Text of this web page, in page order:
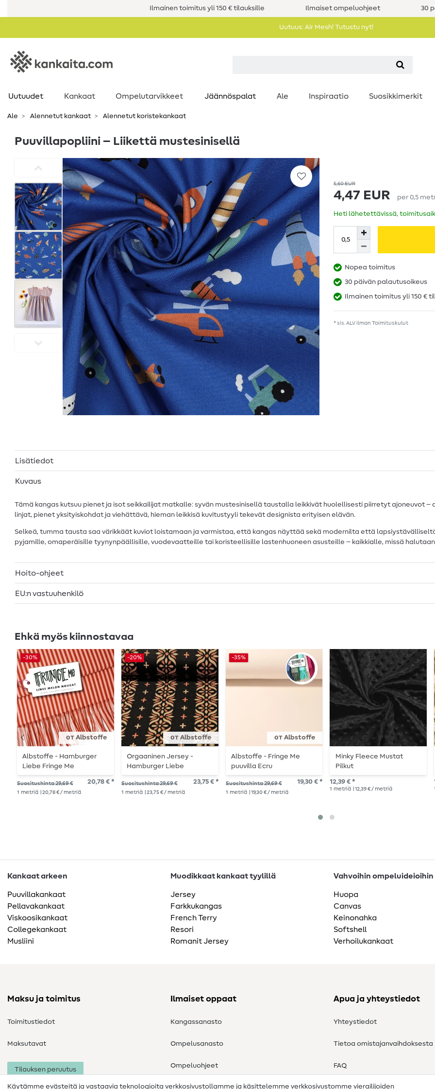
Ilmainen toimitus yli 150 € tilauksille Ilmaiset ompeluohjeet 30
Uutuus: Air Mesh! Tutustu nyt!
Uutuudet Kankaat Ompelutarvikkeet Jäännöspalat Ale Inspiraatio Suosikkimerkit
Ale Alennetut kankaat Alennetut koristekankaat
Puuvillapopliini – Liikettä mustesinisellä
5,60 EUR
4,47 EUR per 0,5
Heti lähetettävissä,
Nopea toimitus
30 päivän palautusoikeus
Ilmainen toimitus yli 150 €
* sis. ALV ilman Toimituskulut
Lisätiedot
Kuvaus
Tämä kangas kutsuu pienet ja isot seikkailijat matkalle: syvän mustesinisellä taustalla leikkivät huolellisesti piirretyt ajoneuvot –
linjat, pienet yksityiskohdat ja viehättävä, hieman leikkisä kuvitustyyli tekevät designista erityisen elävän.
Selkeä, tumma tausta saa värikkäät kuviot loistamaan ja varmistaa, että kangas näyttää sekä modernilta että
pyjamille, omaperäisille tyynynpäällisille, vuodevaatteille tai koristeellisille lastenhuoneen asusteille – kaikkialle, missä
Hoito-ohjeet
EU:n vastuuhenkilö
Ehkä myös kiinnostavaa
от Albstoffe
-30%
Albstoffe - Hamburger
Liebe Fringe Me
puuvillalinjat Melon
Nougat
Suositushinta 29,69 € 20,78 € *
1 metriä | 20,78 € / metriä
от Albstoffe
-20%
Orgaaninen Jersey -
Hamburger Liebe
Evermore Flourish
Jacquard Musta
Suositushinta 29,69 € 23,75 € *
1 metriä | 23,75 € / metriä
от Albstoffe
-35%
Albstoffe - Fringe Me
puuvilla Ecru
Suositushinta 29,69 € 19,30 € *
1 metriä | 19,30 € / metriä
Minky Fleece Mustat
Pilkut
12,39 € *
1 metriä | 12,39 € / metriä
Kankaat arkeen
Puuvillakankaat
Pellavakankaat
Viskoosikankaat
Collegekankaat
Musliini
Muodikkaat kankaat tyylillä
Jersey
Farkkukangas
French Terry
Resori
Romanit Jersey
Vahvoihin ompeluideioihin
Huopa
Canvas
Keinonahka
Softshell
Verhoilukankaat
Maksu ja toimitus
Toimitustiedot
Maksutavat
Tilauksen peruutus
Ilmaiset oppaat
Kangassanasto
Ompelusanasto
Ompeluohjeet
Apua ja yhteystiedot
Yhteystiedot
Tietoa omistajanvaihdoksesta
FAQ
Käytämme evästeitä ja vastaavia teknologioita verkkosivustollamme ja käsittelemme verkkosivustomme vierailijoiden